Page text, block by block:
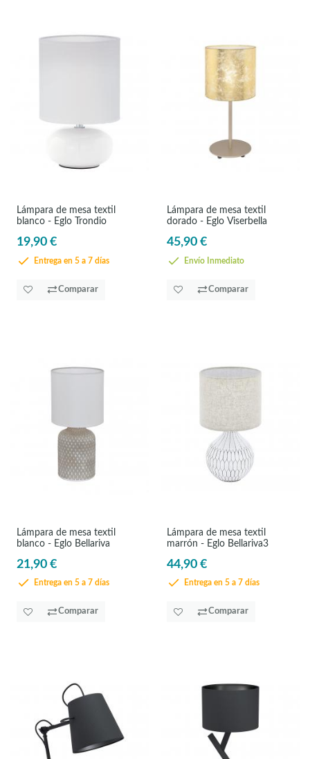
Lámpara de mesa textil
blanco - Eglo Trondio
19,90 €
Entrega en 5 a 7 días
Comparar
Lámpara de mesa textil
dorado - Eglo Viserbella
45,90 €
Envío Inmediato
Comparar
Lámpara de mesa textil
blanco - Eglo Bellariva
21,90 €
Entrega en 5 a 7 días
Comparar
Lámpara de mesa textil
marrón - Eglo Bellariva3
44,90 €
Entrega en 5 a 7 días
Comparar